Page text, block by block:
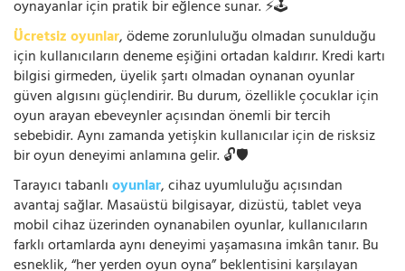
oynayanlar için pratik bir eğlence sunar. ⚡🕹️
Ücretsiz oyunlar, ödeme zorunluluğu olmadan sunulduğu
için kullanıcıların deneme eşiğini ortadan kaldırır. Kredi kartı
bilgisi girmeden, üyelik şartı olmadan oynanan oyunlar
güven algısını güçlendirir. Bu durum, özellikle çocuklar için
oyun arayan ebeveynler açısından önemli bir tercih
sebebidir. Aynı zamanda yetişkin kullanıcılar için de risksiz
bir oyun deneyimi anlamına gelir. 🔓🛡️
Tarayıcı tabanlıoyunlar, cihaz uyumluluğu açısından
avantaj sağlar. Masaüstü bilgisayar, dizüstü, tablet veya
mobil cihaz üzerinden oynanabilen oyunlar, kullanıcıların
farklı ortamlarda aynı deneyimi yaşamasına imkân tanır. Bu